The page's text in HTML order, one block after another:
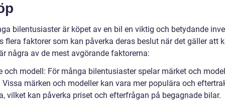
bilentusiaster är köpet av en bil en viktig och betydande
flera faktorer som kan påverka deras beslut när det gäller att
några av de mest avgörande faktorerna:
och modell: För många bilentusiaster spelar märket och
Vissa märken och modeller kan vara mer populära och
vilket kan påverka priset och efterfrågan på begagnade bilar.